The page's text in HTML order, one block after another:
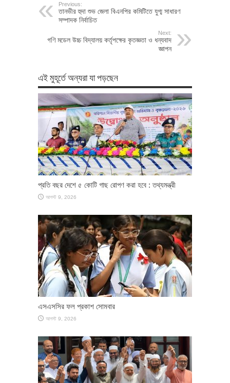
Previous:
তানভীর হুদা শুভ জেলা বিএনপির কমিটিতে যুগ্ম সাধারণ
সম্পাদক নির্বাচিত
Next:
গণি মডেল উচ্চ বিদ্যালয় কর্তৃপক্ষের কৃতজ্ঞতা ও ধন্যবাদ
জ্ঞাপন
এই মুহূর্তে অন্যরা যা পড়ছেন
প্রতি বছর দেশে ৫ কোটি গাছ রোপণ করা হবে : তথ্যমন্ত্রী
আগস্ট 9, 2026
এসএসসির ফল প্রকাশ সোমবার
আগস্ট 9, 2026